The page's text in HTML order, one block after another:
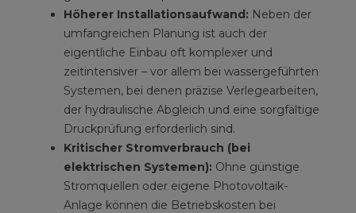
Höherer Installationsaufwand: Neben der
umfangreichen Planung ist auch der
eigentliche Einbau oft komplexer und
zeitintensiver – vor allem bei wassergeführten
Systemen, bei denen präzise Verlegearbeiten,
der hydraulische Abgleich und eine sorgfältige
Druckprüfung erforderlich sind.
Kritischer Stromverbrauch (bei
elektrischen Systemen): Ohne günstige
Stromquellen oder eigene Photovoltaik-
Anlage können die Betriebskosten bei